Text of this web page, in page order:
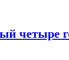
четыре